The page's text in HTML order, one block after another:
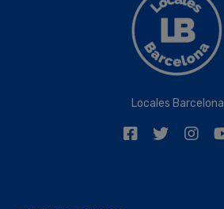
Locales Barcelona